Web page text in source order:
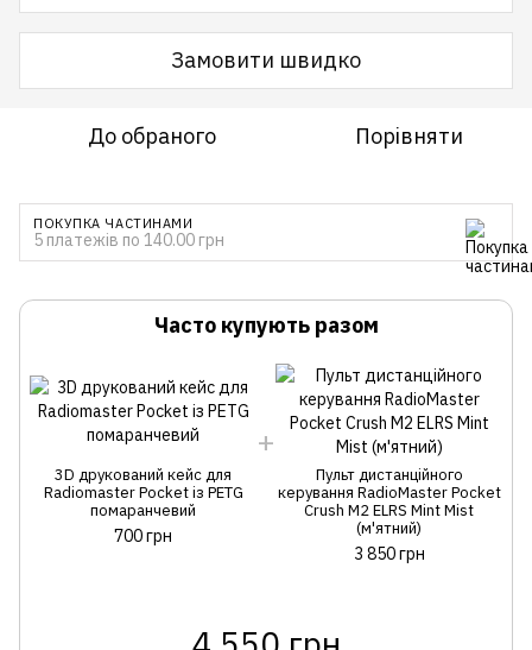
Замовити швидко
До обраного Порівняти
ПОКУПКА ЧАСТИНАМИ
5 платежів по 140.00 грн
Часто купують разом
3D друкований кейс для
Radiomaster Pocket із PETG
помаранчевий
700 грн
Пульт дистанційного
керування RadioMaster Pocket
Crush M2 ELRS Mint Mist
(м'ятний)
3 850 грн